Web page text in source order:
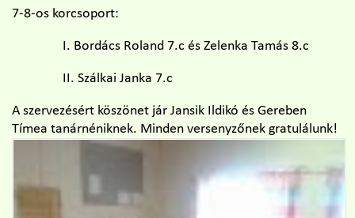
7-8-os korcsoport:
I. Bordács Roland 7.c és Zelenka Tamás 8.c
II. Szálkai Janka 7.c
A szervezésért köszönet jár Jansik Ildikó és Gereben
Tímea tanárnéniknek. Minden versenyzőnek gratulálunk!